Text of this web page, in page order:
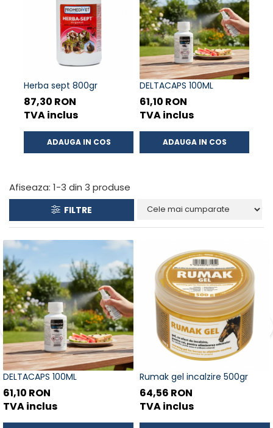
Perie
Recipient hrana
Herba sept 800gr
87,30 RON
TVA inclus
ADAUGA IN COS
DELTACAPS 100ML
61,10 RON
TVA inclus
ADAUGA IN COS
Afiseaza: 1-3 din 3 produse
FILTRE
DELTACAPS 100ML
61,10 RON
TVA inclus
Rumak gel incalzire 500gr
64,56 RON
TVA inclus